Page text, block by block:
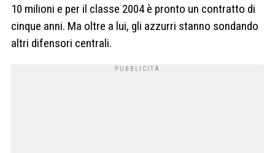
10 milioni e per il classe 2004 è pronto un contratto di
cinque anni. Ma oltre a lui, gli azzurri stanno sondando
altri difensori centrali.